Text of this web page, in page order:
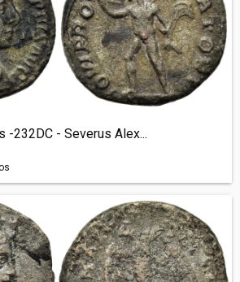
-232DC - Severus Alex...